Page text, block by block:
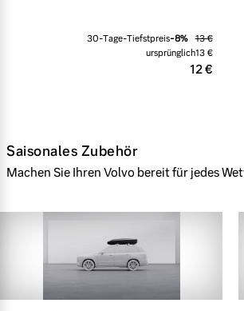
12 €
30-Tage-Tiefstpreis-8%
13 €
ursprünglich13 €
Saisonales Zubehör
Machen Sie Ihren Volvo bereit für jedes